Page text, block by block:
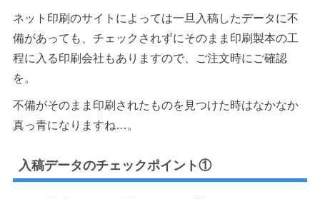
ネット印刷のサイトによっては一旦入稿したデータに不
備があっても、チェックされずにそのまま印刷製本の工
程に入る印刷会社もありますので、ご注文時にご確認
を。
不備がそのまま印刷されたものを見つけた時はなかなか
真っ青になりますね…。
入稿データのチェックポイント①